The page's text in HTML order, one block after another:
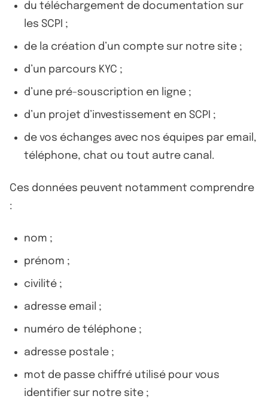
du téléchargement de documentation sur
les SCPI ;
de la création d’un compte sur notre site ;
d’un parcours KYC ;
d’une pré-souscription en ligne ;
d’un projet d’investissement en SCPI ;
de vos échanges avec nos équipes par email,
téléphone, chat ou tout autre canal.
Ces données peuvent notamment comprendre
:
nom ;
prénom ;
civilité ;
adresse email ;
numéro de téléphone ;
adresse postale ;
mot de passe chiffré utilisé pour vous
identifier sur notre site ;